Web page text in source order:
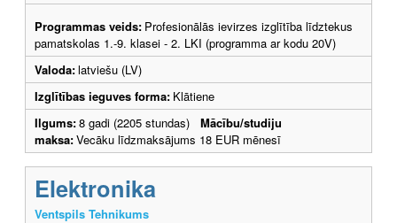
Programmas veids: Profesionālās ievirzes izglītība līdztekus
pamatskolas 1.-9. klasei - 2. LKI (programma ar kodu 20V)
Valoda:latviešu (LV)
Izglītības ieguves forma: Klātiene
Ilgums:8 gadi (2205 stundas) Mācību/studiju
maksa:Vecāku līdzmaksājums 18 EUR mēnesī
Elektronika
Ventspils Tehnikums